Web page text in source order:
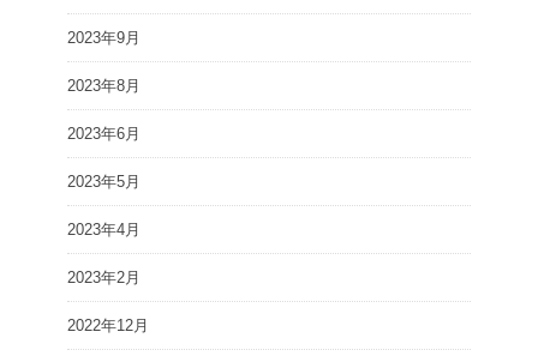
2023年9月
2023年8月
2023年6月
2023年5月
2023年4月
2023年2月
2022年12月